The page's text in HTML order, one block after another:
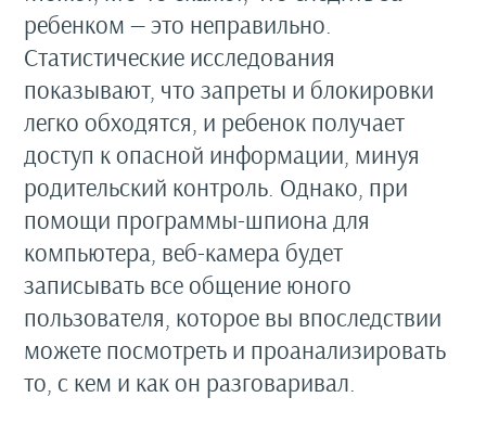
ребенком — это неправильно.
Статистические исследования
показывают, что запреты и блокировки
легко обходятся, и ребенок получает
доступ к опасной информации, минуя
родительский контроль. Однако, при
помощи программы-шпиона для
компьютера, веб-камера будет
записывать все общение юного
пользователя, которое вы впоследствии
можете посмотреть и проанализировать
то, с кем и как он разговаривал.